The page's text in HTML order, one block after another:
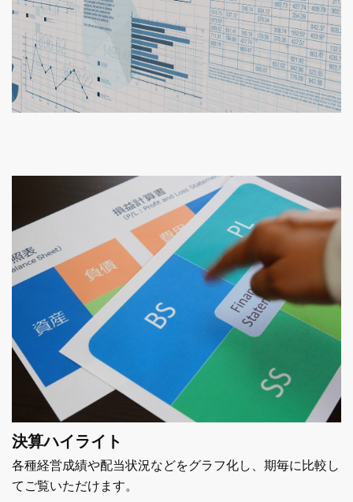
決算ハイライト
各種経営成績や配当状況などをグラフ化し、期毎に比較し
てご覧いただけます。